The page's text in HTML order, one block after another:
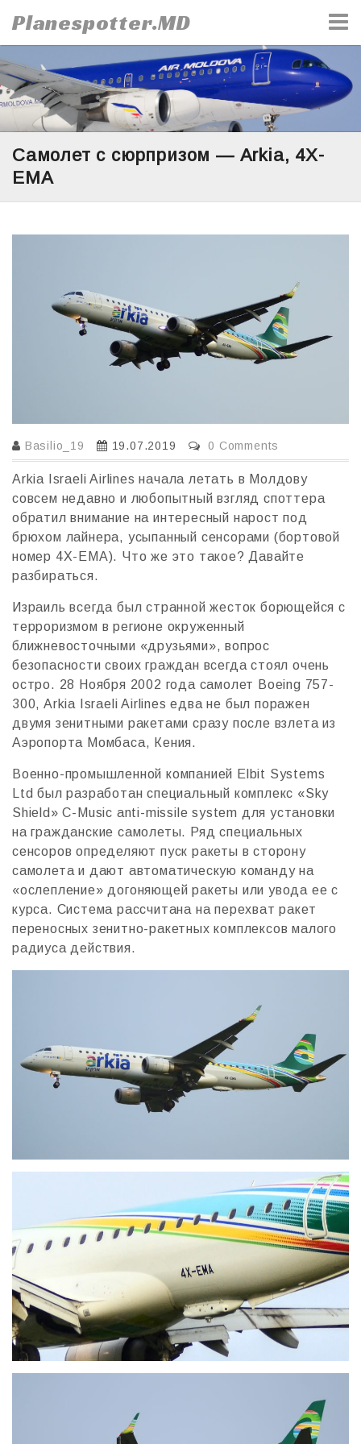
to
content
Planespotter.MD
Самолет с сюрпризом — Arkia, 4X-
EMA
Basilio_19 19.07.2019 0 Comments
Arkia Israeli Airlines начала летать в Молдову
совсем недавно и любопытный взгляд споттера
обратил внимание на интересный нарост под
брюхом лайнера, усыпанный сенсорами (бортовой
номер 4X-EMA). Что же это такое? Давайте
разбираться.
Израиль всегда был странной жесток борющейся с
терроризмом в регионе окруженный
ближневосточными «друзьями», вопрос
безопасности своих граждан всегда стоял очень
остро. 28 Ноября 2002 года самолет Boeing 757-
300, Arkia Israeli Airlines едва не был поражен
двумя зенитными ракетами сразу после взлета из
Аэропорта Момбаса, Кения.
Военно-промышленной компанией Elbit Systems
Ltd был разработан специальный комплекс «Sky
Shield» C-Music anti-missile system для установки
на гражданские самолеты. Ряд специальных
сенсоров определяют пуск ракеты в сторону
самолета и дают автоматическую команду на
«ослепление» догоняющей ракеты или увода ее с
курса. Система рассчитана на перехват ракет
переносных зенитно-ракетных комплексов малого
радиуса действия.